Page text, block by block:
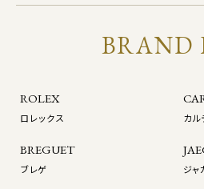
BRAND
ROLEX
ロレックス カル
BREGUET
ブレゲ ジャ